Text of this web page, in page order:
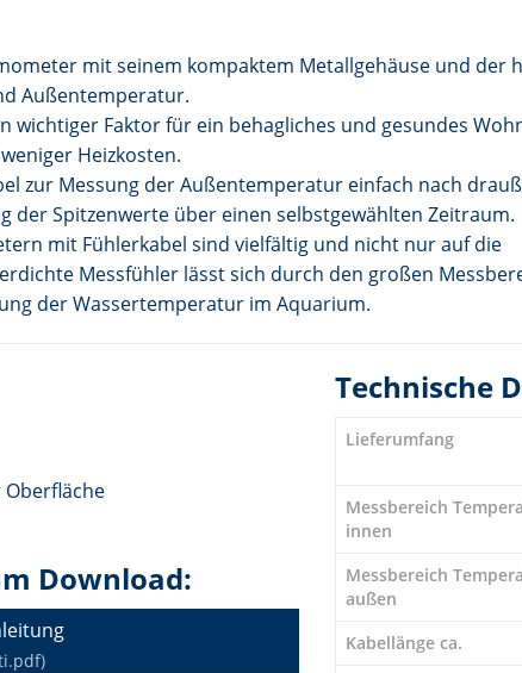
mit seinem kompaktem Metallgehäuse und
Außentemperatur.
Faktor für ein behagliches und gesundes
Heizkosten.
zur Messung der Außentemperatur einfach nach
der Spitzenwerte über einen selbstgewählten Zeitraum.
mit Fühlerkabel sind vielfältig und nicht nur auf die
Messfühler lässt sich durch den großen
der Wassertemperatur im Aquarium.
Download:
Technische
Lieferumfang
Messbereich
innen
Messbereich
außen
Kabellänge ca.